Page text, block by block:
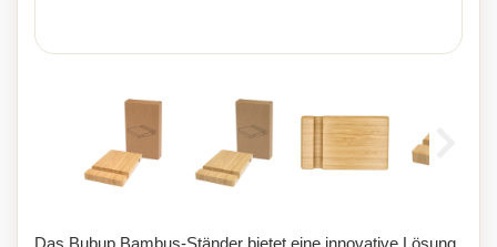
Das Bubup Bambus-Ständer bietet eine innovative Lösung